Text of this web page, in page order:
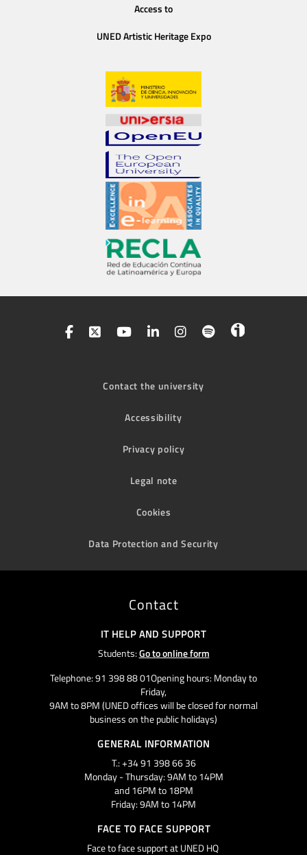
Access to
UNED Artistic Heritage Expo
Contact the university
Accessibility
Privacy policy
Legal note
Cookies
Data Protection and Security
Contact
IT HELP AND SUPPORT
Students:Go to online form
Telephone: 91 398 88 01Opening hours: Monday to
Friday,
9AM to 8PM (UNED offices will be closed for normal
business on the public holidays)
GENERAL INFORMATION
T.: +34 91 398 66 36
Monday - Thursday: 9AM to 14PM
and 16PM to 18PM
Friday: 9AM to 14PM
FACE TO FACE SUPPORT
Face to face support at UNED HQ